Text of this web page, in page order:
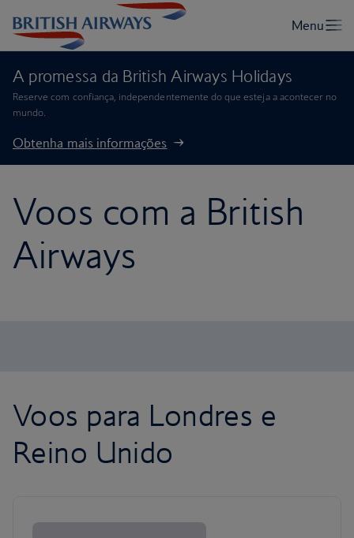
A promessa da British Airways Holidays
Reserve com confiança, independentemente do que esteja a acontecer no
mundo.
Obtenha mais informações
Voos com a British
Airways
Voos para Londres e
Reino Unido